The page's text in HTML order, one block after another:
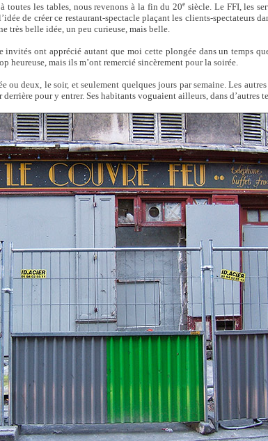
toutes les tables, nous revenons à la fin du 20e siècle. Le FFI, les
de créer ce restaurant-spectacle plaçant les clients-spectateurs
très belle idée, un peu curieuse, mais belle.
invités ont apprécié autant que moi cette plongée dans un temps
heureuse, mais ils m’ont remercié sincèrement pour la soirée.
ou deux, le soir, et seulement quelques jours par semaine. Les
derrière pour y entrer. Ses habitants voguaient ailleurs, dans d’autres